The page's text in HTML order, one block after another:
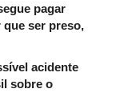
pagar
que ser preso,
acidente
sobre o